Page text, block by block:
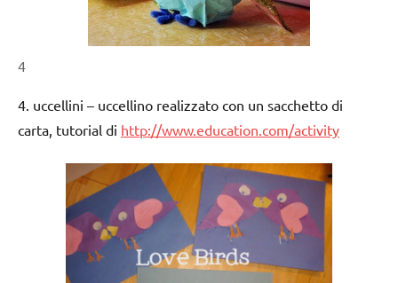
4
4. uccellini – uccellino realizzato con un sacchetto di
carta, tutorial di http://www.education.com/activity